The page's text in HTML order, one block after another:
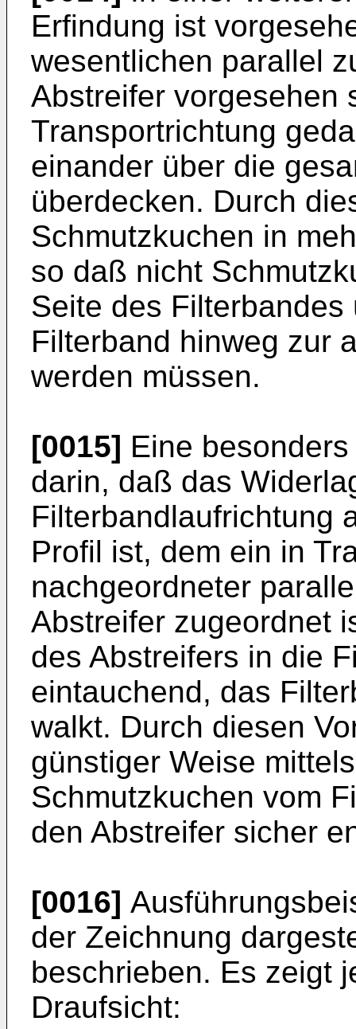
Erfindung ist
wesentlichen parallel
Abstreifer vorgesehen
Transportrichtung
einander über die
überdecken. Durch
Schmutzkuchen in
so daß nicht
Seite des
Filterband hinweg zur
werden müssen.
[0015] Eine
darin, daß das
Filterbandlaufrichtung
Profil ist, dem ein in
nachgeordneter
Abstreifer zugeordnet
des Abstreifers in die
eintauchend, das
walkt. Durch diesen
günstiger Weise
Schmutzkuchen vom
den Abstreifer sicher
[0016]
der Zeichnung
beschrieben. Es zeigt
Draufsicht: